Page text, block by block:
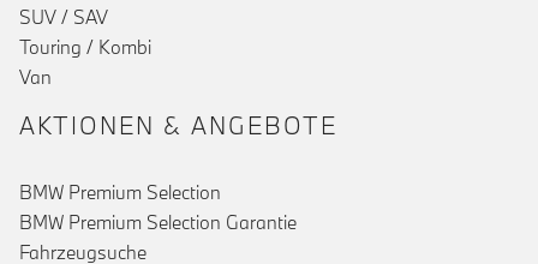
SUV / SAV
Touring / Kombi
Van
AKTIONEN & ANGEBOTE
BMW Premium Selection
BMW Premium Selection Garantie
Fahrzeugsuche